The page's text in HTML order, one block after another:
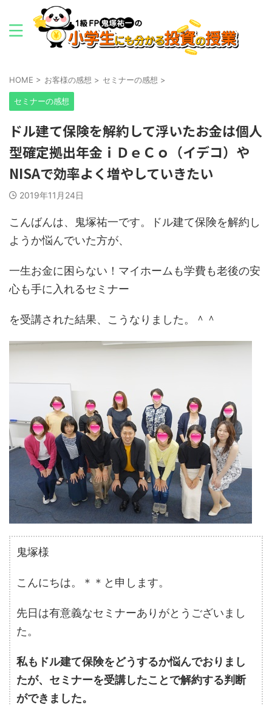
HOME > お客様の感想 > セミナーの感想 >
セミナーの感想
ドル建て保険を解約して浮いたお金は個人
型確定拠出年金ｉＤｅＣｏ（イデコ）や
NISAで効率よく増やしていきたい
2019年11月24日
こんばんは、鬼塚祐一です。ドル建て保険を解約し
ようか悩んでいた方が、
一生お金に困らない！マイホームも学費も老後の安
心も手に入れるセミナー
を受講された結果、こうなりました。＾＾
鬼塚様
こんにちは。＊＊と申します。
先日は有意義なセミナーありがとうございまし
た。
私もドル建て保険をどうするか悩んでおりまし
たが、セミナーを受講したことで解約する判断
ができました。